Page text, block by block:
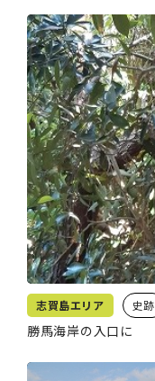
志賀島エリア 史跡
勝馬海岸の入口に